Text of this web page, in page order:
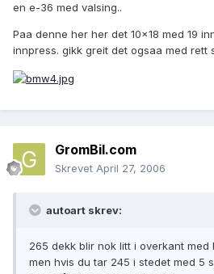
en e-36 med valsing..
Paa denne her her det 10x18 med 19
innpress. gikk greit det ogsaa med rett
GromBil.com
Skrevet April 27, 2006
autoart skrev:
265 dekk blir nok litt i overkant med
men hvis du tar 245 i stedet med 5